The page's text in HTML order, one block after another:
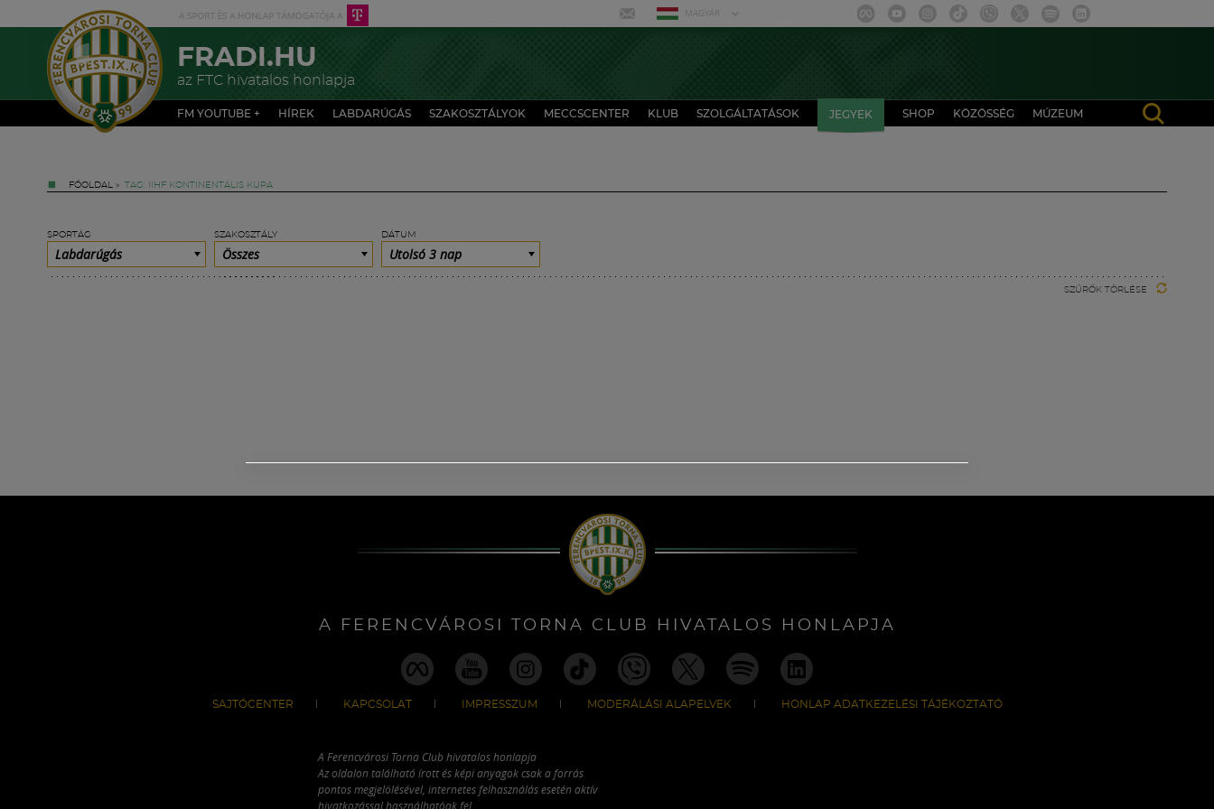
MAGYAR
FRADI.HU
az FTC hivatalos honlapja
FM YOUTUBE + HÍREK LABDARÚGÁS SZAKOSZTÁLYOK MECCSCENTER KLUB SZOLGÁLTATÁSOK JEGYEK SHOP KÖZÖSSÉG MÚZEUM
FŐOLDAL » TAG: IIHF KONTINENTÁLIS KUPA
SPORTÁG
Labdarúgás
SZAKOSZTÁLY
Összes
DÁTUM
Utolsó 3 nap
SZŰRŐK TÖRLÉSE
A FERENCVÁROSI TORNA CLUB HIVATALOS HONLAPJA
SAJTÓCENTER KAPCSOLAT IMPRESSZUM MODERÁLÁSI ALAPELVEK HONLAP ADATKEZELÉSI TÁJÉKOZTATÓ
A Ferencvárosi Torna Club hivatalos honlapja
Az oldalon található írott és képi anyagok csak a forrás
pontos megjelölésével, internetes felhasználás esetén aktív
hivatkozással használhatóak fel.